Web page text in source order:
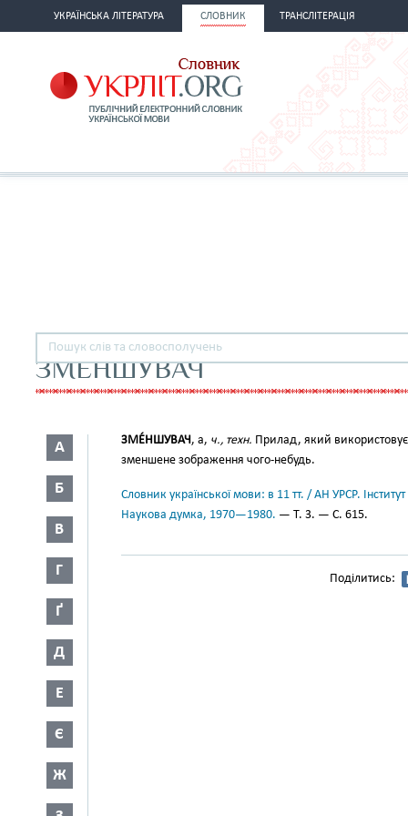
УКРАЇНСЬКА ЛІТЕРАТУРА СЛОВНИК ТРАНСЛІТЕРАЦІЯ
ЗМЕНШУВАЧ
А
Б
В
Г
Ґ
Д
Е
Є
Ж
ЗМЕ́НШУВАЧ, а, ч., техн. Прилад, який
зменшене зображення чого-небудь.
Словник української мови: в 11 тт. / АН УРСР.
Наукова думка, 1970—1980. — Т. 3. — С. 615.
Поділитись: